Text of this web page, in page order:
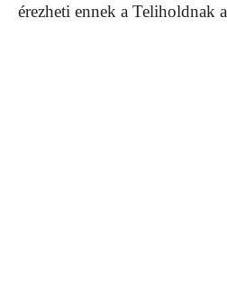
érezheti ennek a Teliholdnak